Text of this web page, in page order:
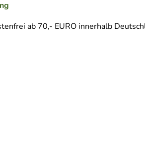
ab 70,- EURO innerhalb